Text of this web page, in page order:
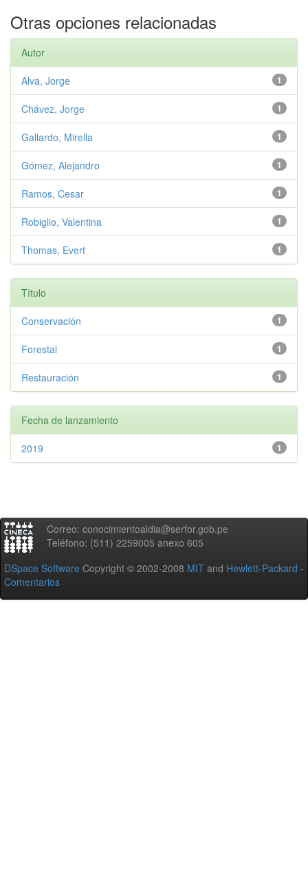
Otras opciones relacionadas
Autor
1
Alva, Jorge
1
Chávez, Jorge
1
Gallardo, Mirella
1
Gómez, Alejandro
1
Ramos, Cesar
1
Robiglio, Valentina
1
Thomas, Evert
Título
1
Conservación
1
Forestal
1
Restauración
Fecha de lanzamiento
1
2019
Correo: conocimientoaldia@serfor.gob.pe
Teléfono: (511) 2259005 anexo 605
DSpace Software Copyright © 2002-2008 MIT and Hewlett-Packard -
Comentarios